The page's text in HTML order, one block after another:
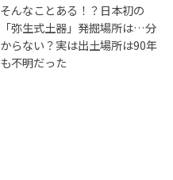
そんなことある！？日本初の
「弥生式土器」発掘場所は…分
からない？実は出土場所は90年
も不明だった